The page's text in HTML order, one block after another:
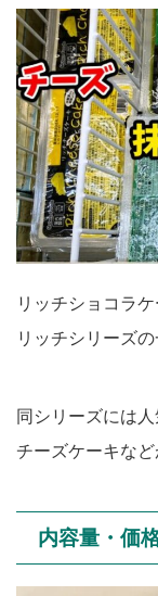
リッチショコラ
リッチシリーズの
同シリーズには
チーズケーキなど
内容量・価